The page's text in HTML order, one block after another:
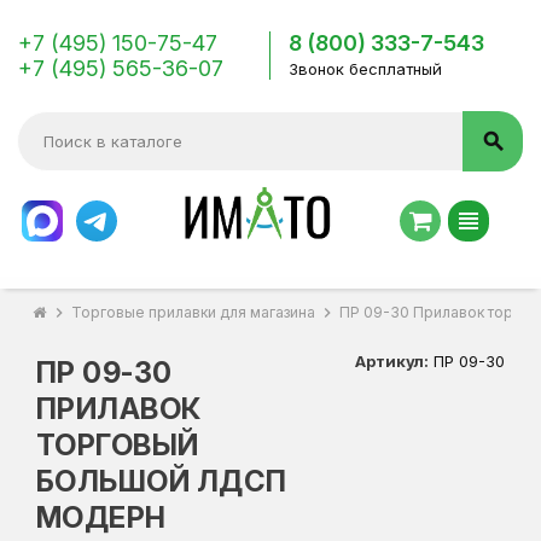
+7 (495) 150-75-47
+7 (495) 565-36-07
8 (800) 333-7-543
Звонок бесплатный
search
view_headline
chevron_right Торговые прилавки для магазина chevron_right ПР 09-30 Прилавок
ПР 09-30
ПРИЛАВОК
ТОРГОВЫЙ
БОЛЬШОЙ ЛДСП
МОДЕРН
Артикул: ПР 09-30